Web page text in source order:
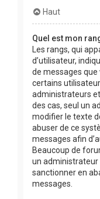
Haut
Quel est mon
Les rangs, qui
d’utilisateur,
de messages
certains
administrateurs
des cas, seul un
modifier le texte
abuser de ce
messages afin
Beaucoup de
un administrateur
sanctionner en
messages.